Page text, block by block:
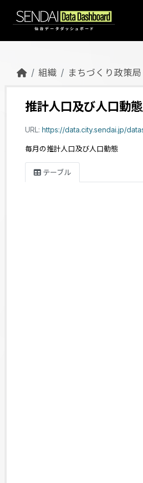
組織 まちづくり政策局
推計人口及び人口動
URL: https://data.city.sendai.jp/dataset/
毎月の推計人口及び人口動態
テーブル